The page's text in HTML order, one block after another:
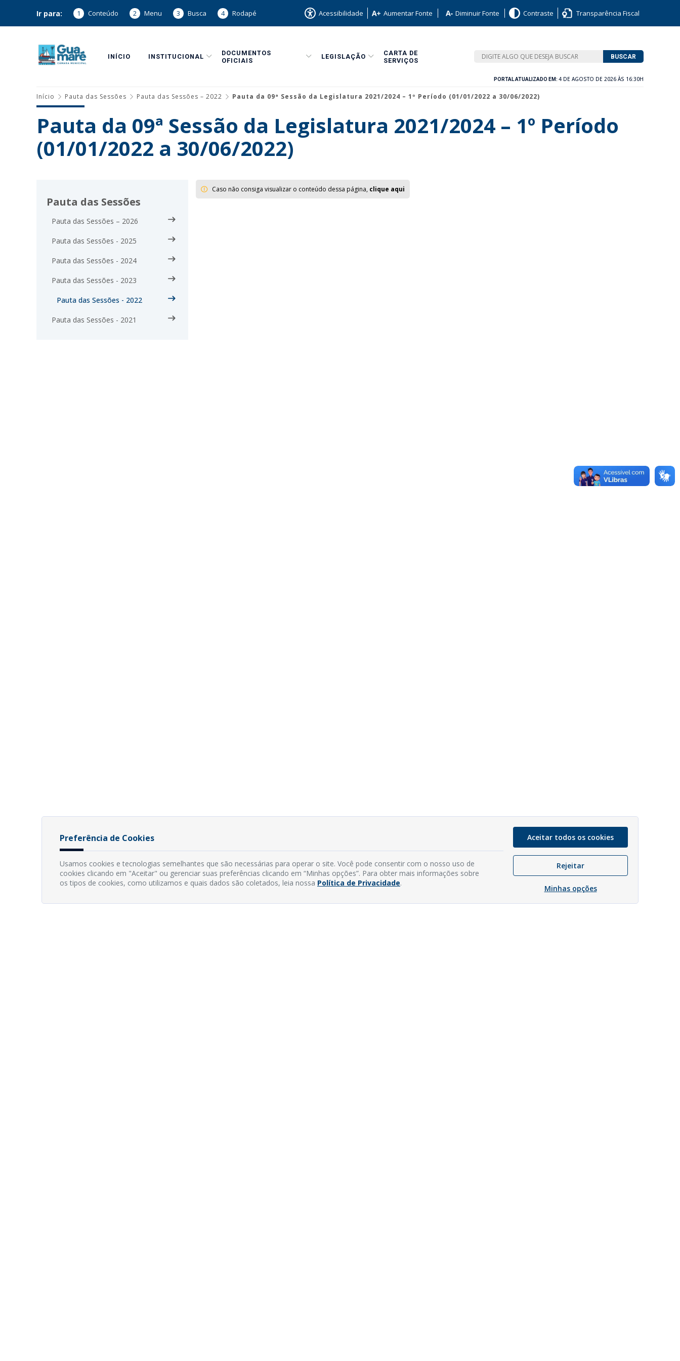
Ir para: 1 Conteúdo 2 Menu 3 Busca 4 Rodapé Acessibilidade Aumentar Fonte Diminuir Fonte Contraste Transparência Fiscal
INÍCIO INSTITUCIONAL
DOCUMENTOS
OFICIAIS
LEGISLAÇÃO
CARTA DE
SERVIÇOS
BUSCAR
PORTAL ATUALIZADO EM: 4 DE AGOSTO DE 2026 ÀS 16:30H
Início Pauta das Sessões Pauta das Sessões – 2022 Pauta da 09ª Sessão da Legislatura 2021/2024 – 1º Período (01/01/2022 a 30/06/2022)
Pauta da 09ª Sessão da Legislatura 2021/2024 – 1º Período
(01/01/2022 a 30/06/2022)
Pauta das Sessões
Pauta das Sessões – 2026
Pauta das Sessões - 2025
Pauta das Sessões - 2024
Pauta das Sessões - 2023
Pauta das Sessões - 2022
Pauta das Sessões - 2021
Caso não consiga visualizar o conteúdo dessa página, clique aqui
Preferência de Cookies
Usamos cookies e tecnologias semelhantes que são necessárias para operar o site. Você pode consentir com o nosso uso de
cookies clicando em "Aceitar" ou gerenciar suas preferências clicando em “Minhas opções”. Para obter mais informações sobre
os tipos de cookies, como utilizamos e quais dados são coletados, leia nossa Política de Privacidade.
Aceitar todos os cookies
Rejeitar
Minhas opções